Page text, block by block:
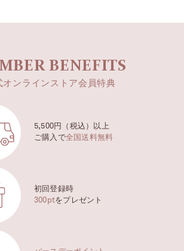
BENEFITS
オンラインストア会員特典
5,500円（税込）以上
ご購入で全国送料無料
初回登録時
300ptをプレゼント